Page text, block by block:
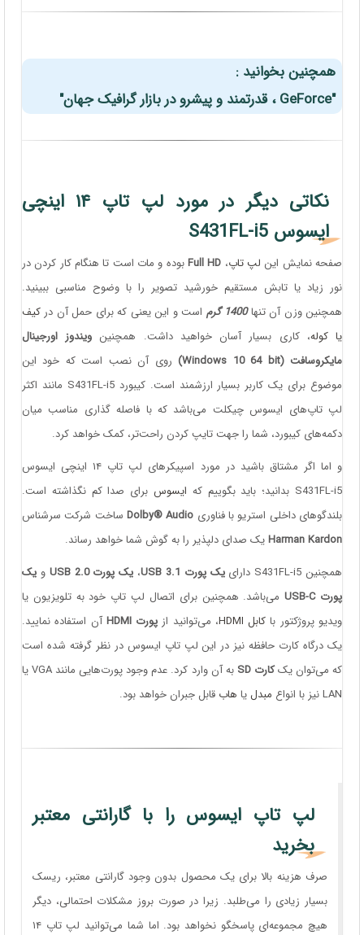
همچنین بخوانید :
"GeForce ، قدرتمند و پیشرو در بازار گرافیک جهان"
نکاتی دیگر در مورد لپ تاپ ۱۴ اینچی
ایسوس S431FL-i5
صفحه نمایش این لپ تاپ، Full HDبوده و مات است تا هنگام کار کردن در
نور زیاد یا تابش مستقیم خورشید تصویر را با وضوح مناسبی ببینید.
همچنین وزن آن تنها1400 گرم است و این یعنی که برای حمل آن در کیف
یا کوله، کاری بسیار آسان خواهید داشت. همچنین ویندوز اورجینال
مایکروسافت (Windows 10 64 bit)
روی آن نصب است که خود این
موضوع برای یک کاربر بسیار ارزشمند است. کیبورد S431FL-i5 مانند اکثر
لپ تاپ‌های ایسوس چیکلت می‌باشد که با فاصله گذاری مناسب میان
دکمه‌های کیبورد، شما را جهت تایپ کردن راحت‌تر، کمک خواهد کرد.
و اما اگر مشتاق باشید در مورد اسپیکرهای لپ تاپ ۱۴ اینچی ایسوس
S431FL-i5 بدانید؛ باید بگوییم که
ایسوس برای صدا کم نگذاشته است.
بلندگوهای داخلی استریو با فناوری Dolby® Audio ساخت شرکت سرشناس
Harman Kardonیک صدای دلپذیر را به گوش شما خواهد رساند.
همچنین S431FL-i5 دارای
یک پورت USB 3.1 ، یک پورت USB 2.0 و یک
پورت USB-C
می‌باشد. همچنین برای اتصال لپ تاپ خود به تلویزیون یا
ویدیو پروژکتور با کابل HDMI ، می‌توانید از پورت HDMI
آن استفاده نمایید.
یک درگاه کارت حافظه نیز در این لپ تاپ ایسوس در نظر گرفته شده است
که می‌توان یککارت SD
به آن وارد کرد. عدم وجود پورت‌هایی مانند VGA یا
LAN نیز با انواع
مبدل یا هاب قابل جبران خواهد بود.
لپ تاپ ایسوس را با گارانتی معتبر
بخرید
صرف هزینه بالا برای یک محصول بدون وجود گارانتی معتبر، ریسک
بسیار زیادی را می‌طلبد. زیرا در صورت بروز مشکلات احتمالی، دیگر
هیچ مجموعه‌ای پاسخگو نخواهد بود. اما شما می‌توانید لپ تاپ ۱۴